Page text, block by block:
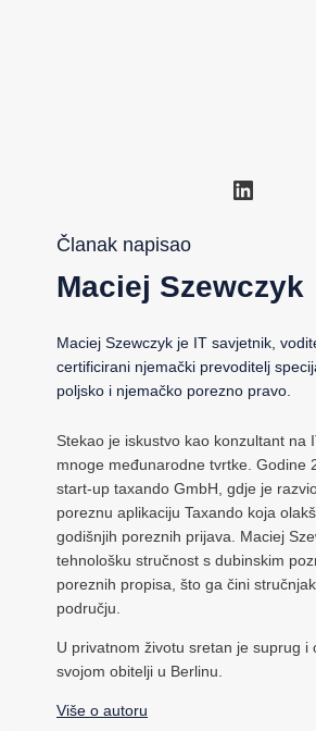
LinkedIn
Članak napisao
Maciej Szewczyk
Maciej Szewczyk je IT savjetnik,
certificirani njemački prevoditelj
poljsko i njemačko porezno pravo.
Stekao je iskustvo kao konzultant na
mnoge međunarodne tvrtke. Godine
start-up taxando GmbH, gdje je
poreznu aplikaciju Taxando koja
godišnjih poreznih prijava. Maciej
tehnološku stručnost s dubinskim
poreznih propisa, što ga čini
području.
U privatnom životu sretan je suprug i
svojom obitelji u Berlinu.
Više o autoru